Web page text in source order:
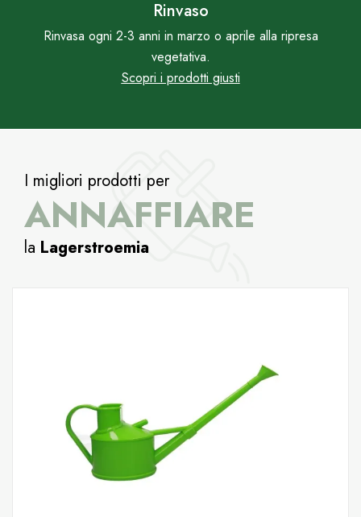
Rinvaso
Rinvasa ogni 2-3 anni in marzo o aprile alla ripresa
vegetativa.
Scopri i prodotti giusti
I migliori prodotti per
ANNAFFIARE
la Lagerstroemia